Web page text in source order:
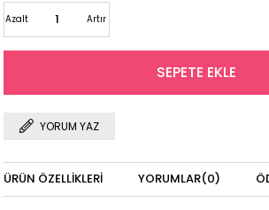
Artır
Azalt
YORUM YAZ
ÜRÜN ÖZELLIKLERI YORUMLAR(0)